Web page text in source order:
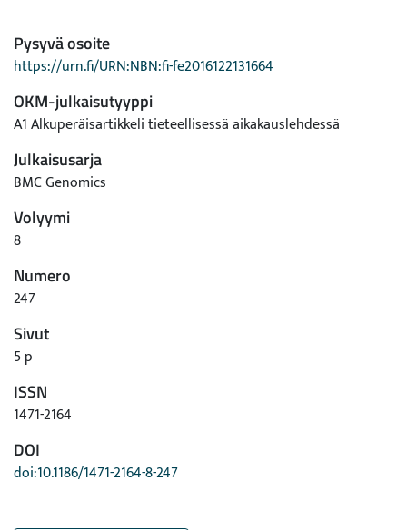
Pysyvä osoite
https://urn.fi/URN:NBN:fi-fe2016122131664
OKM-julkaisutyyppi
A1 Alkuperäisartikkeli tieteellisessä aikakauslehdessä
Julkaisusarja
BMC Genomics
Volyymi
8
Numero
247
Sivut
5 p
ISSN
1471-2164
DOI
doi:10.1186/1471-2164-8-247